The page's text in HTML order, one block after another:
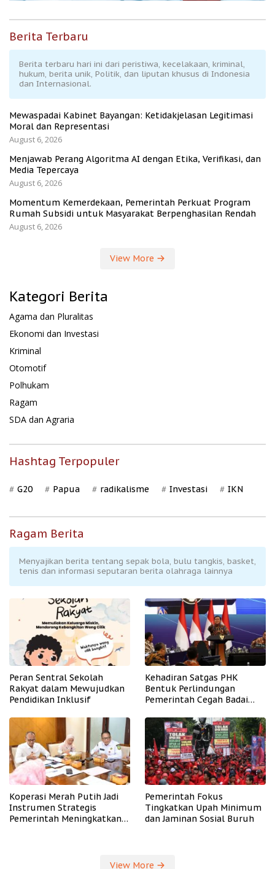
Berita Terbaru
Berita terbaru hari ini dari peristiwa, kecelakaan, kriminal,
hukum, berita unik, Politik, dan liputan khusus di Indonesia
dan Internasional.
Mewaspadai Kabinet Bayangan: Ketidakjelasan Legitimasi
Moral dan Representasi
August 6, 2026
Menjawab Perang Algoritma AI dengan Etika, Verifikasi, dan
Media Tepercaya
August 6, 2026
Momentum Kemerdekaan, Pemerintah Perkuat Program
Rumah Subsidi untuk Masyarakat Berpenghasilan Rendah
August 6, 2026
View More
Kategori Berita
Agama dan Pluralitas
Ekonomi dan Investasi
Kriminal
Otomotif
Polhukam
Ragam
SDA dan Agraria
Hashtag Terpopuler
G20 Papua radikalisme Investasi IKN
Ragam Berita
Menyajikan berita tentang sepak bola, bulu tangkis, basket,
tenis dan informasi seputaran berita olahraga lainnya
Peran Sentral Sekolah
Rakyat dalam Mewujudkan
Pendidikan Inklusif
Kehadiran Satgas PHK
Bentuk Perlindungan
Pemerintah Cegah Badai
Koperasi Merah Putih Jadi
Instrumen Strategis
Pemerintah Meningkatkan
Pemerintah Fokus
Tingkatkan Upah Minimum
dan Jaminan Sosial Buruh
View More